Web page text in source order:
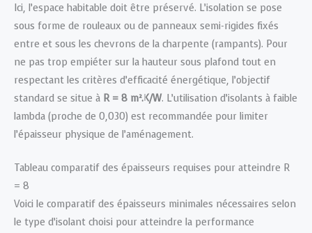
Ici, l’espace habitable doit être préservé. L’isolation se pose
sous forme de rouleaux ou de panneaux semi-rigides fixés
entre et sous les chevrons de la charpente (rampants). Pour
ne pas trop empiéter sur la hauteur sous plafond tout en
respectant les critères d’efficacité énergétique, l’objectif
standard se situe à R = 8 m².K/W. L’utilisation d’isolants à faible
lambda (proche de 0,030) est recommandée pour limiter
l’épaisseur physique de l’aménagement.
Tableau comparatif des épaisseurs requises pour atteindre R
= 8
Voici le comparatif des épaisseurs minimales nécessaires selon
le type d’isolant choisi pour atteindre la performance